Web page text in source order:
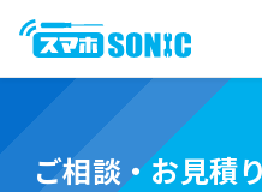
ご相談・お見積り